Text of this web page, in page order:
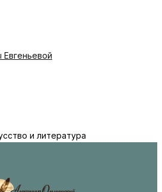
и литература